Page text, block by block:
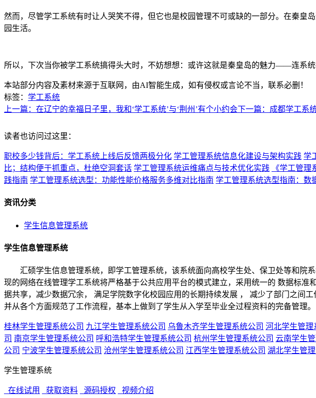
然而，尽管学工系统有时让人哭笑不得，但它也是校园管理不可或缺的一部分。在秦皇
园生活。
所以，下次当你被学工系统搞得头大时，不妨想想：或许这就是秦皇岛的魅力——连系统
本站部分内容及素材来源于互联网，由AI智能生成，如有侵权或言论不当，联系必删！
标签： 学工系统
上一篇：在辽宁的幸福日子里，我和‘学工系统’与‘荆州’有个小约会下一篇：成都学工系
读者也访问过这里：
职校多少钱背后：学工系统上线后反馈两极分化 学工管理系统信息化建设与架构实践 学
比；结构便于抓重点，杜绝空洞套话 学工管理系统运维痛点与技术优化实践 《学工管理
践指南 学工管理系统选型：功能性能价格服务多维对比指南 学工管理系统选型指南：数
资讯分类
学生信息管理系统
学生信息管理系统
汇硕学生信息管理系统，即学工管理系统，该系统面向高校学生处、保卫处等和院
现的网络在线管理学工系统将严格基于公共应用平台的模式建立，采用统一的 数据标
据共享，减少数据冗余， 满足学院数字化校园应用的长期持续发展 ， 减少了部门之间
并从各个方面规范了工作流程，基本上做到了学生从入学至毕业全过程资料的完备管理。
桂林学生管理系统公司 九江学生管理系统公司 乌鲁木齐学生管理系统公司 河北学生管理
司 南京学生管理系统公司 呼和浩特学生管理系统公司 杭州学生管理系统公司 云南学生
公司 宁波学生管理系统公司 沧州学生管理系统公司 江西学生管理系统公司 湖北学生管
学生管理系统
在线试用 获取资料 源码授权 视频介绍